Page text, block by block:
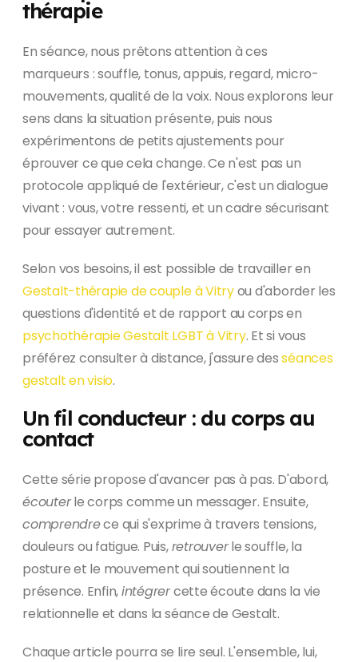
thérapie
En séance, nous prêtons attention à ces
marqueurs : souffle, tonus, appuis, regard, micro-
mouvements, qualité de la voix. Nous explorons leur
sens dans la situation présente, puis nous
expérimentons de petits ajustements pour
éprouver ce que cela change. Ce n'est pas un
protocole appliqué de l'extérieur, c'est un dialogue
vivant : vous, votre ressenti, et un cadre sécurisant
pour essayer autrement.
Selon vos besoins, il est possible de travailler en
Gestalt-thérapie de couple à Vitryou d'aborder les
questions d'identité et de rapport au corps en
psychothérapie Gestalt LGBT à Vitry. Et si vous
préférez consulter à distance, j'assure desséances
gestalt en visio.
Un fil conducteur : du corps au
contact
Cette série propose d'avancer pas à pas. D'abord,
écouterle corps comme un messager. Ensuite,
comprendrece qui s'exprime à travers tensions,
douleurs ou fatigue. Puis,retrouverle souffle, la
posture et le mouvement qui soutiennent la
présence. Enfin,intégrercette écoute dans la vie
relationnelle et dans la séance de Gestalt.
Chaque article pourra se lire seul. L'ensemble, lui,